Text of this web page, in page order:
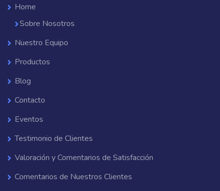
Home
Sobre Nosotros
Nuestro Equipo
Productos
Blog
Contacto
Eventos
Testimonio de Clientes
Valoración y Comentarios de Satisfacción
Comentarios de Nuestros Clientes